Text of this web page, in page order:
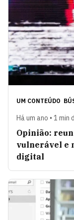
UM CONTEÚDO
Há um ano • 1 min
Opinião:
vulnerável e
digital